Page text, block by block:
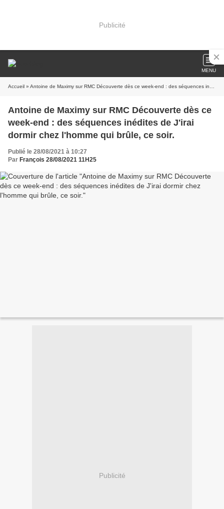
Publicité
MENU
Accueil » Antoine de Maximy sur RMC Découverte dès ce week-end : des séquences inédites de J'irai dormir chez l'homme qui brûle, ce soir.
Antoine de Maximy sur RMC Découverte dès ce
week-end : des séquences inédites de J'irai
dormir chez l'homme qui brûle, ce soir.
Publié le 28/08/2021 à 10:27
Par François 28/08/2021 11H25
Publicité